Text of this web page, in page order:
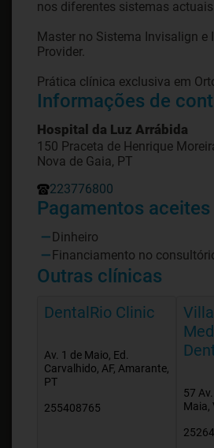
nos diferentes sistemas
Master no Sistema Invisalign e
Provider.
Prática clínica exclusiva em
Informações de
Hospital da Luz Arrábida
150 Praceta de Henrique
Nova de Gaia, PT
223776800
Pagamentos aceites
Dinheiro
Financiamento no
Outras clínicas
DentalRio Clinic
Av. 1 de Maio, Ed.
Carvalhido, AF, Amarante,
PT
255408765
57
Maia,